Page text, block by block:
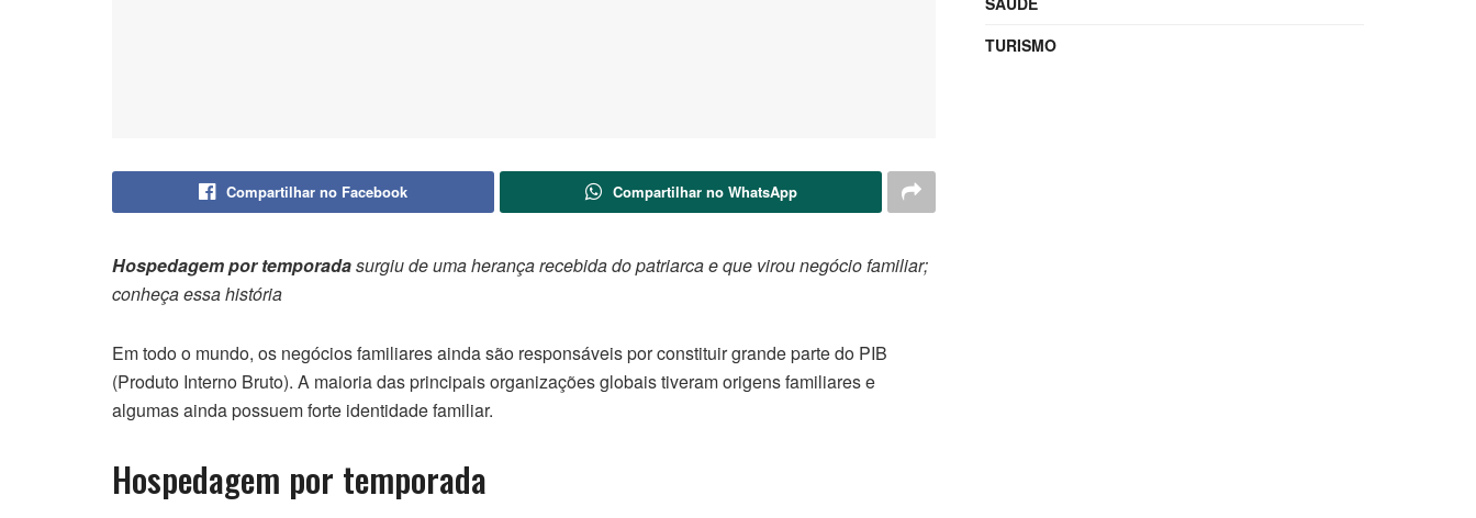
Compartilhar no Facebook Compartilhar no WhatsApp
Hospedagem por temporadasurgiu de uma herança recebida do patriarca e que virou negócio familiar;
conheça essa história
Em todo o mundo, os negócios familiares ainda são responsáveis por constituir grande parte do PIB
(Produto Interno Bruto). A maioria das principais organizações globais tiveram origens familiares e
algumas ainda possuem forte identidade familiar.
Hospedagem por temporada
TURISMO